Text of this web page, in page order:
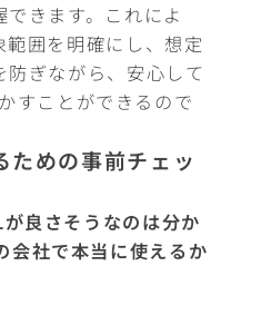
きます。これによ
囲を明確にし、想定
ぎながら、安心して
すことができるので
ための事前チェッ
が良さそうなのは分か
会社で本当に使えるか